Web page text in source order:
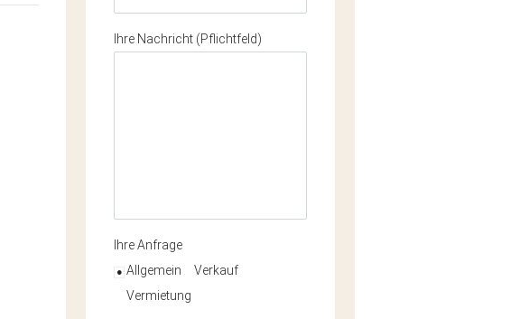
Ihre Nachricht (Pflichtfeld)
Ihre Anfrage
Allgemein
Verkauf
Vermietung